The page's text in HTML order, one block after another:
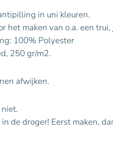
in uni kleuren.
het maken van o.a. een
100% Polyester
250 gr/m2.
afwijken.
de droger! Eerst maken,